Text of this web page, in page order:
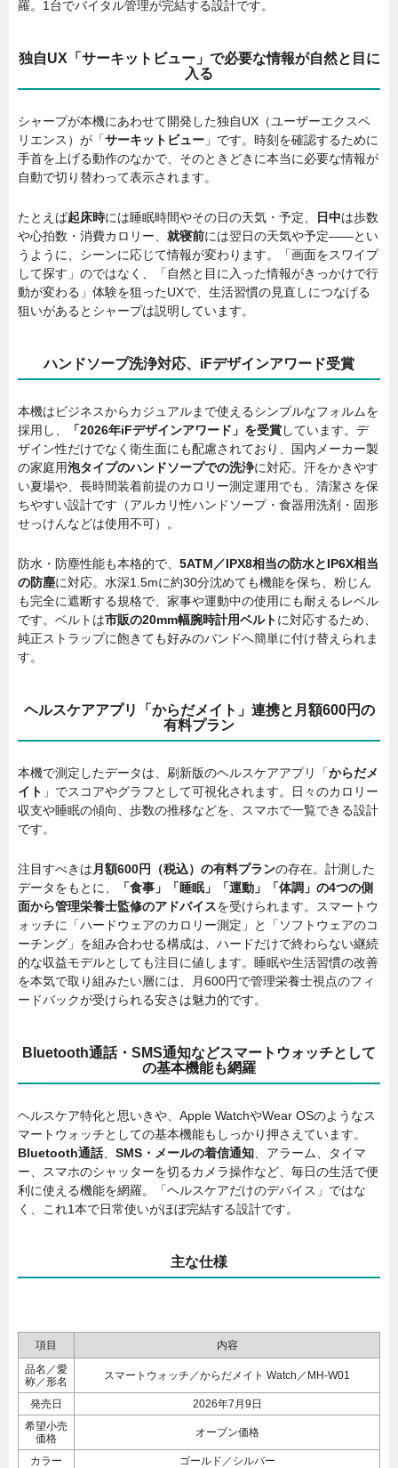
羅。1台でバイタル管理が完結する設計です。
独自UX「サーキットビュー」で必要な情報が自然と目に
入る
シャープが本機にあわせて開発した独自UX（ユーザーエクスペ
リエンス）が「サーキットビュー 」です。時刻を確認するために
手首を上げる動作のなかで、そのときどきに本当に必要な情報が
自動で切り替わって表示されます。
たとえば起床時には睡眠時間やその日の天気・予定、 日中は歩数
や心拍数・消費カロリー、 就寝前には翌日の天気や予定——とい
うように、シーンに応じて情報が変わります。「画面をスワイプ
して探す」のではなく、「自然と目に入った情報がきっかけで行
動が変わる」体験を狙ったUXで、生活習慣の見直しにつなげる
狙いがあるとシャープは説明しています。
ハンドソープ洗浄対応、iFデザインアワード受賞
本機はビジネスからカジュアルまで使えるシンプルなフォルムを
採用し、
「2026年iFデザインアワード」を受賞しています。デ
ザイン性だけでなく衛生面にも配慮されており、国内メーカー製
の家庭用泡タイプのハンドソープでの洗浄に対応。汗をかきやす
い夏場や、長時間装着前提のカロリー測定運用でも、清潔さを保
ちやすい設計です（アルカリ性ハンドソープ・食器用洗剤・固形
せっけんなどは使用不可）。
防水・防塵性能も本格的で、 5ATM／IPX8相当の防水とIP6X相当
の防塵に対応。水深1.5mに約30分沈めても機能を保ち、粉じん
も完全に遮断する規格で、家事や運動中の使用にも耐えるレベル
です。ベルトは市販の20mm幅腕時計用ベルトに対応するため、
純正ストラップに飽きても好みのバンドへ簡単に付け替えられま
す。
ヘルスケアアプリ「からだメイト」連携と月額600円の
有料プラン
本機で測定したデータは、刷新版のヘルスケアアプリ「からだメ
イト 」でスコアやグラフとして可視化されます。日々のカロリー
収支や睡眠の傾向、歩数の推移などを、スマホで一覧できる設計
です。
注目すべきは月額600円（税込）の有料プランの存在。計測した
データをもとに、
「食事」「睡眠」「運動」「体調」の4つの側
面から管理栄養士監修のアドバイスを受けられます。スマートウ
ォッチに「ハードウェアのカロリー測定」と「ソフトウェアのコ
ーチング」を組み合わせる構成は、ハードだけで終わらない継続
的な収益モデルとしても注目に値します。睡眠や生活習慣の改善
を本気で取り組みたい層には、月600円で管理栄養士視点のフィ
ードバックが受けられる安さは魅力的です。
Bluetooth通話・SMS通知などスマートウォッチとして
の基本機能も網羅
ヘルスケア特化と思いきや、Apple WatchやWear OSのようなス
マートウォッチとしての基本機能もしっかり押さえています。
Bluetooth通話、 SMS・メールの着信通知 、アラーム、タイマ
ー、スマホのシャッターを切るカメラ操作など、毎日の生活で便
利に使える機能を網羅。「ヘルスケアだけのデバイス」ではな
く、これ1本で日常使いがほぼ完結する設計です。
主な仕様
項目
内容
品名／愛
称／形名
スマートウォッチ／からだメイト Watch／MH-W01
発売日
2026年7月9日
希望小売
価格
オープン価格
カラー
ゴールド／シルバー